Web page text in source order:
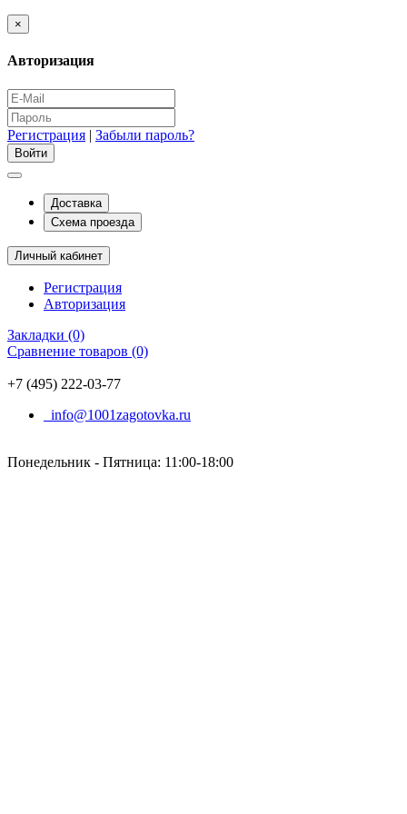
×
Авторизация
Регистрация | Забыли пароль?
Доставка
Схема проезда
Личный кабинет
Регистрация
Авторизация
Закладки (0)
Сравнение товаров (0)
+7 (495) 222-03-77
info@1001zagotovka.ru
Понедельник - Пятница: 11:00-18:00